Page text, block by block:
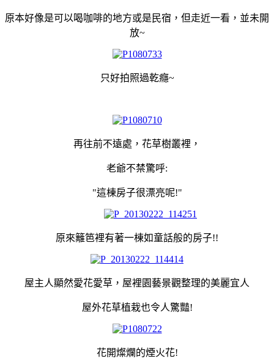
原本好像是可以喝咖啡的地方或是民宿，但走近一看，並未開
放~
只好拍照過乾癮~
再往前不遠處，花草樹叢裡，
老爺不禁驚呼:
"這棟房子很漂亮呢!"
原來籬笆裡有著一棟如童話般的房子!!
屋主人顯然愛花愛草，屋裡園藝景觀整理的美麗宜人
屋外花草植栽也令人驚豔!
花開燦爛的煙火花!